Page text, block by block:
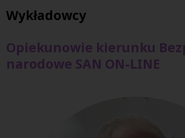
Wykładowcy
Opiekunowie kierunku
narodowe SAN ON-LINE